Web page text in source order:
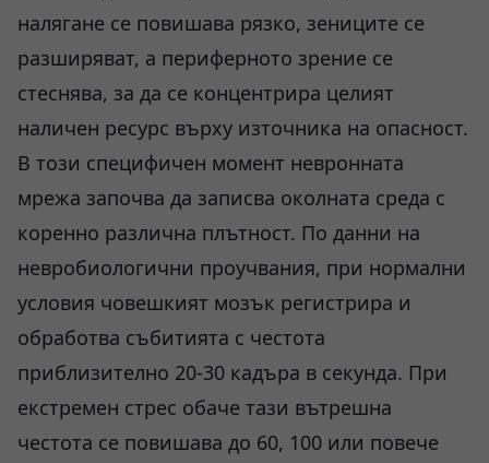
налягане се повишава рязко, зениците се
разширяват, а периферното зрение се
стеснява, за да се концентрира целият
наличен ресурс върху източника на опасност.
В този специфичен момент невронната
мрежа започва да записва околната среда с
коренно различна плътност. По данни на
невробиологични проучвания, при нормални
условия човешкият мозък регистрира и
обработва събитията с честота
приблизително 20-30 кадъра в секунда. При
екстремен стрес обаче тази вътрешна
честота се повишава до 60, 100 или повече